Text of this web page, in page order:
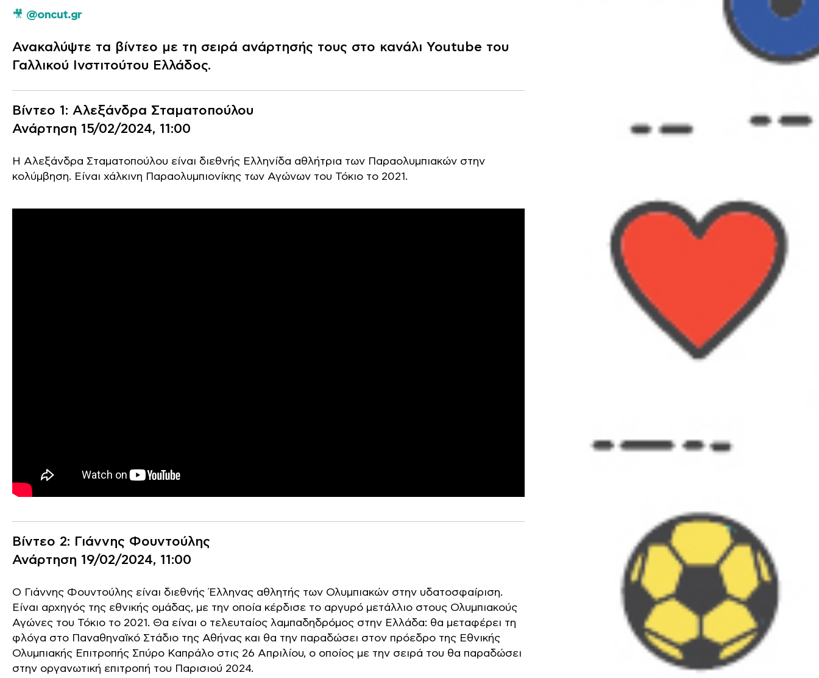
🎥 @oncut.gr
Ανακαλύψτε τα βίντεο με τη σειρά ανάρτησής τους στο κανάλι Youtube του
Γαλλικού Ινστιτούτου Ελλάδος.
Βίντεο 1: Αλεξάνδρα Σταματοπούλου
Ανάρτηση 15/02/2024, 11:00
Η Αλεξάνδρα Σταματοπούλου είναι διεθνής Ελληνίδα αθλήτρια των Παραολυμπιακών στην
κολύμβηση. Είναι χάλκινη Παραολυμπιονίκης των Αγώνων του Τόκιο το 2021.
Βίντεο 2: Γιάννης Φουντούλης
Ανάρτηση 19/02/2024, 11:00
Ο Γιάννης Φουντούλης είναι διεθνής Έλληνας αθλητής των Ολυμπιακών στην υδατοσφαίριση.
Είναι αρχηγός της εθνικής ομάδας, με την οποία κέρδισε το αργυρό μετάλλιο στους Ολυμπιακούς
Αγώνες του Τόκιο το 2021. Θα είναι ο τελευταίος λαμπαδηδρόμος στην Ελλάδα: θα μεταφέρει τη
φλόγα στο Παναθηναϊκό Στάδιο της Αθήνας και θα την παραδώσει στον πρόεδρο της Εθνικής
Ολυμπιακής Επιτροπής Σπύρο Καπράλο στις 26 Απριλίου, ο οποίος με την σειρά του θα παραδώσει
στην οργανωτική επιτροπή του Παρισιού 2024.